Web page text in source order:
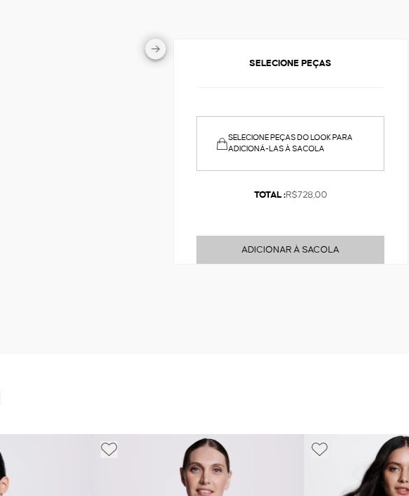
SELECIONE PEÇAS
SELECIONE PEÇAS DO LOOK PARA
ADICIONÁ-LAS À SACOLA
TOTAL :R$728,00
ADICIONAR À SACOLA